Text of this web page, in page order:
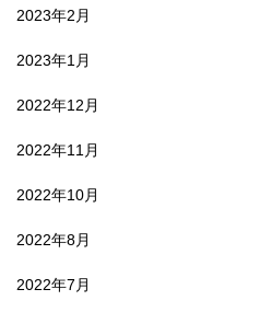
2023年2月
2023年1月
2022年12月
2022年11月
2022年10月
2022年8月
2022年7月